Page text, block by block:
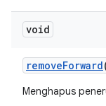
void
removeForward
Menghapus